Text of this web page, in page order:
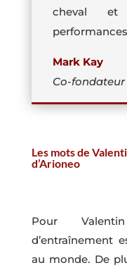
cheval et
Mark Kay
Co-
Les mots de
d’Arioneo
Pour
d’entraînement
au monde. De